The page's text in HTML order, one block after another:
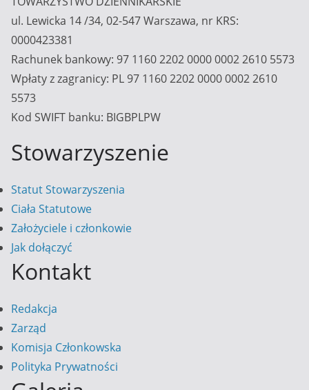
ul. Lewicka 14 /34, 02-547 Warszawa, nr KRS:
0000423381
Rachunek bankowy: 97 1160 2202 0000 0002 2610 5573
Wpłaty z zagranicy: PL 97 1160 2202 0000 0002 2610
5573
Kod SWIFT banku: BIGBPLPW
Stowarzyszenie
Statut Stowarzyszenia
Ciała Statutowe
Założyciele i członkowie
Jak dołączyć
Kontakt
Redakcja
Zarząd
Komisja Członkowska
Polityka Prywatności